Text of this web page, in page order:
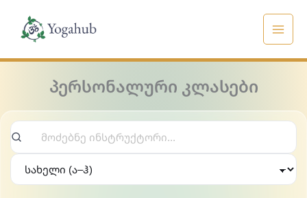
content
პერსონალური კლასები
Search instructors
Sort instructors by